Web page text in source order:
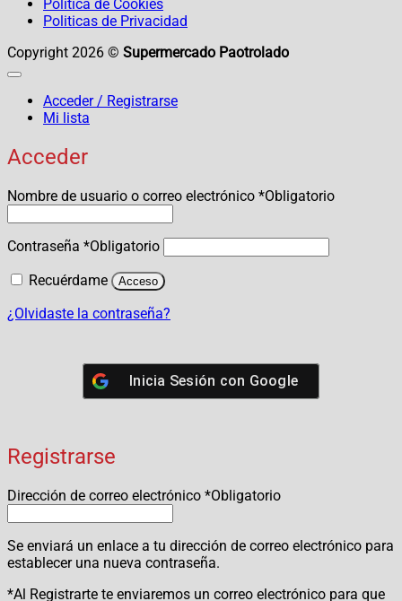
Política de Cookies
Politicas de Privacidad
Copyright 2026 © Supermercado Paotrolado
Acceder / Registrarse
Mi lista
Acceder
Nombre de usuario o correo electrónico *Obligatorio
Contraseña *Obligatorio
Recuérdame
Acceso
¿Olvidaste la contraseña?
Inicia Sesión con Google
Registrarse
Dirección de correo electrónico *Obligatorio
Se enviará un enlace a tu dirección de correo electrónico para
establecer una nueva contraseña.
*Al Registrarte te enviaremos un correo electrónico para que